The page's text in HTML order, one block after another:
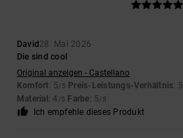
David 28. Mai 2026
Die sind cool
Original anzeigen - Castellano
Komfort: 5/5 Preis-Leistungs-Verhältnis: 5
Material : 4 /5 Farbe: 5/5
Ich empfehle dieses Produkt